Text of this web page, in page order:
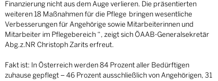
Finanzierung nicht aus dem Auge verlieren. Die präsentierten
weiteren 18 Maßnahmen für die Pflege bringen wesentliche
Verbesserungen für Angehörige sowie Mitarbeiterinnen und
Mitarbeiter im Pflegebereich “, zeigt sich ÖAAB-Generalsekretär
Abg.z.NR Christoph Zarits erfreut.
Fakt ist: In Österreich werden 84 Prozent aller Bedürftigen
zuhause gepflegt – 46 Prozent ausschließlich von Angehörigen, 31